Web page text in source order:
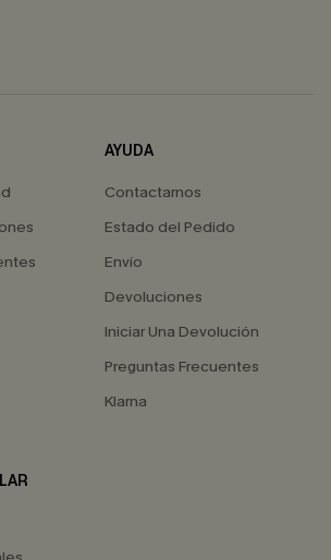
AYUDA
Contactarnos
Estado del Pedido
Envío
Devoluciones
Iniciar Una Devolución
Preguntas Frecuentes
Klarna